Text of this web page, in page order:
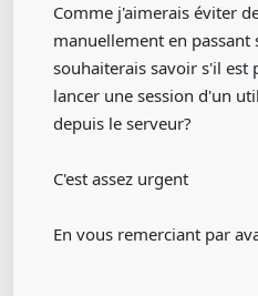
Comme j'aimerais éviter
manuellement en passant
souhaiterais savoir s'il est
lancer une session d'un
depuis le serveur?
C'est assez urgent
En vous remerciant par